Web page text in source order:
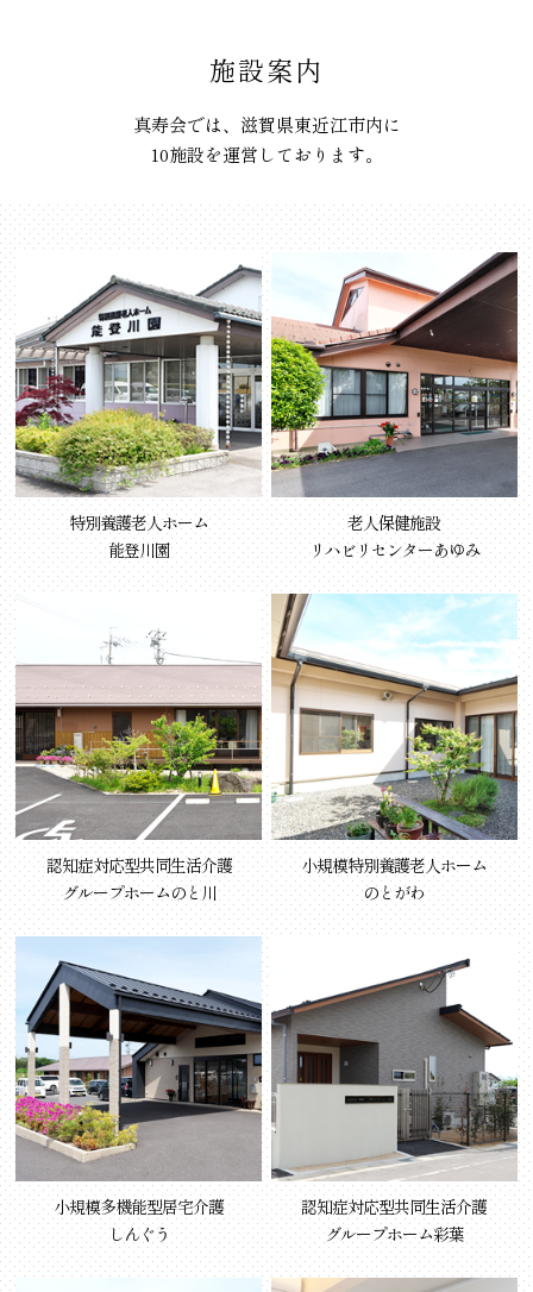
施設案内
真寿会では、滋賀県東近江市内に
10施設を運営しております。
特別養護老人ホーム
能登川園
老人保健施設
リハビリセンターあゆみ
認知症対応型共同生活介護
グループホームのと川
小規模特別養護老人ホーム
のとがわ
小規模多機能型居宅介護
しんぐう
認知症対応型共同生活介護
グループホーム彩葉